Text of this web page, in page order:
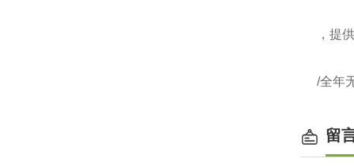
，提
/全年
留